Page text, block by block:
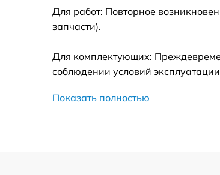
Замена аудио выхода
Замена VGA порта
Для работ: Повторное
запчасти).
Для комплектующих:
соблюдении условий
Показать полностью